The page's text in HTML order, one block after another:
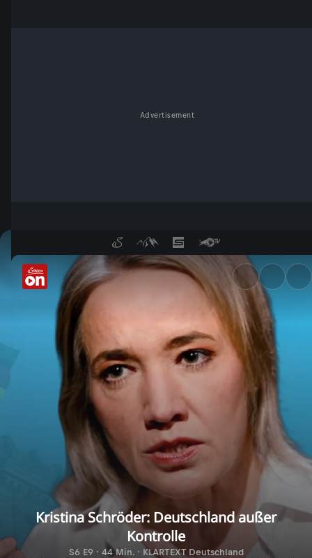
Advertisement
Kristina Schröder über AfD-
Kristina Schröder: Deutschland außer
Kontrolle
S6 E9 · 44 Min. · KLARTEXT Deutschland